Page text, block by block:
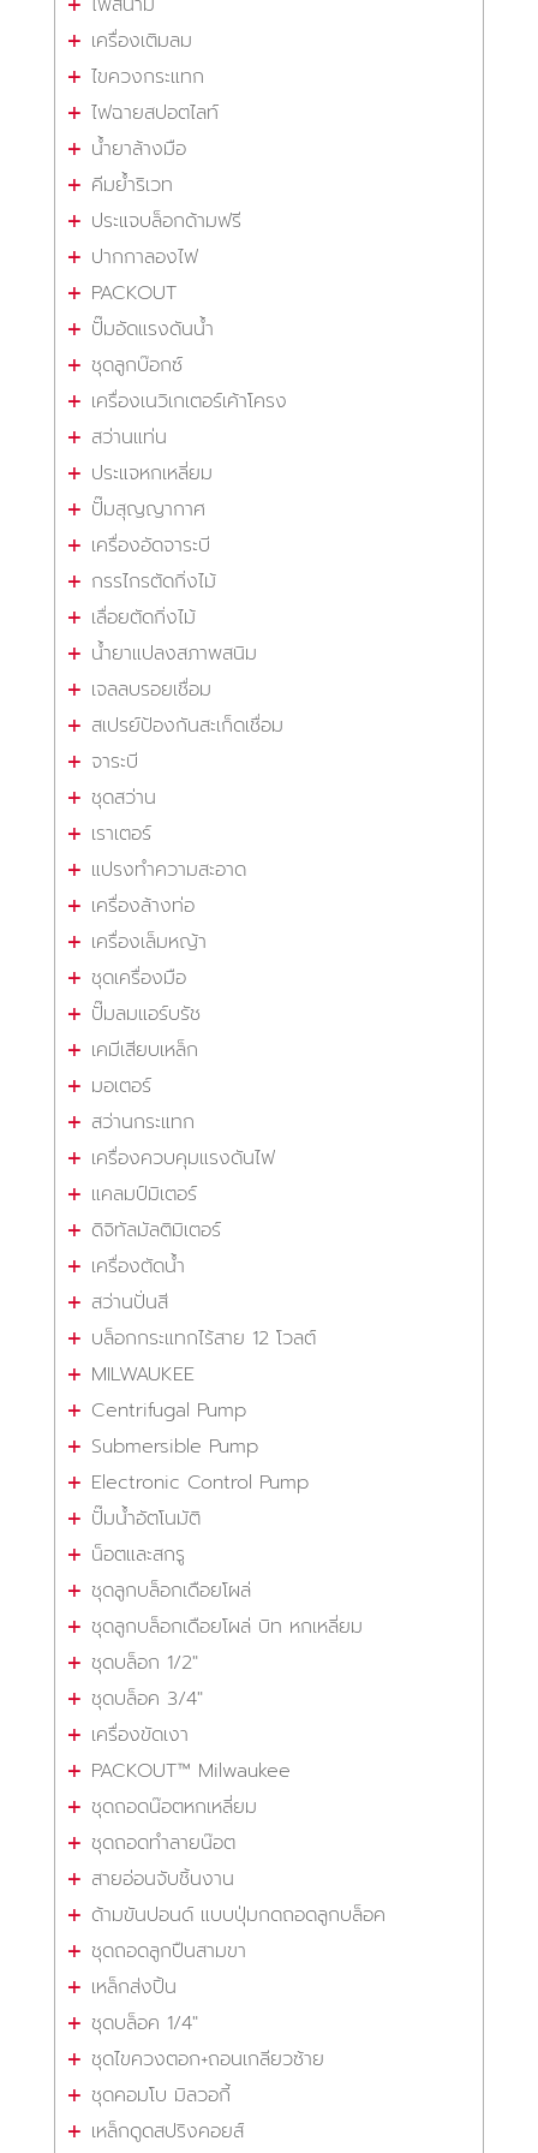
เครื่องเติมลม
ไขควงกระแทก
ไฟฉายสปอตไลท์
น้ำยาล้างมือ
คีมย้ำริเวท
ประแจบล็อกด้ามฟรี
ปากกาลองไฟ
PACKOUT
ปั๊มอัดแรงดันน้ำ
ชุดลูกบ๊อกซ์
เครื่องเนวิเกเตอร์เค้าโครง
สว่านแท่น
ประแจหกเหลี่ยม
ปั๊มสุญญากาศ
เครื่องอัดจาระบี
กรรไกรตัดกิ่งไม้
เลื่อยตัดกิ่งไม้
น้ำยาแปลงสภาพสนิม
เจลลบรอยเชื่อม
สเปรย์ป้องกันสะเก็ดเชื่อม
จาระบี
ชุดสว่าน
เราเตอร์
แปรงทำความสะอาด
เครื่องล้างท่อ
เครื่องเล็มหญ้า
ชุดเครื่องมือ
ปั๊มลมแอร์บรัช
เคมีเสียบเหล็ก
มอเตอร์
สว่านกระแทก
เครื่องควบคุมแรงดันไฟ
แคลมป์มิเตอร์
ดิจิทัลมัลติมิเตอร์
เครื่องตัดน้ำ
สว่านปั่นสี
บล็อกกระแทกไร้สาย 12 โวลต์
MILWAUKEE
Centrifugal Pump
Submersible Pump
Electronic Control Pump
ปั๊มน้ำอัตโนมัติ
น็อตและสกรู
ชุดลูกบล็อกเดือยโผล่
ชุดลูกบล็อกเดือยโผล่ บิท หกเหลี่ยม
ชุดบล็อก 1/2"
ชุดบล็อค 3/4"
เครื่องขัดเงา
PACKOUT™ Milwaukee
ชุดถอดน๊อตหกเหลี่ยม
ชุดถอดทำลายน๊อต
สายอ่อนจับชิ้นงาน
ด้ามขันปอนด์ แบบปุ่มกดถอดลูกบล็อค
ชุดถอดลูกปืนสามขา
เหล็กส่งปิ้น
ชุดบล็อค 1/4"
ชุดไขควงตอก+ถอนเกลียวซ้าย
ชุดคอมโบ มิลวอกี้
เหล็กดูดสปริงคอยส์